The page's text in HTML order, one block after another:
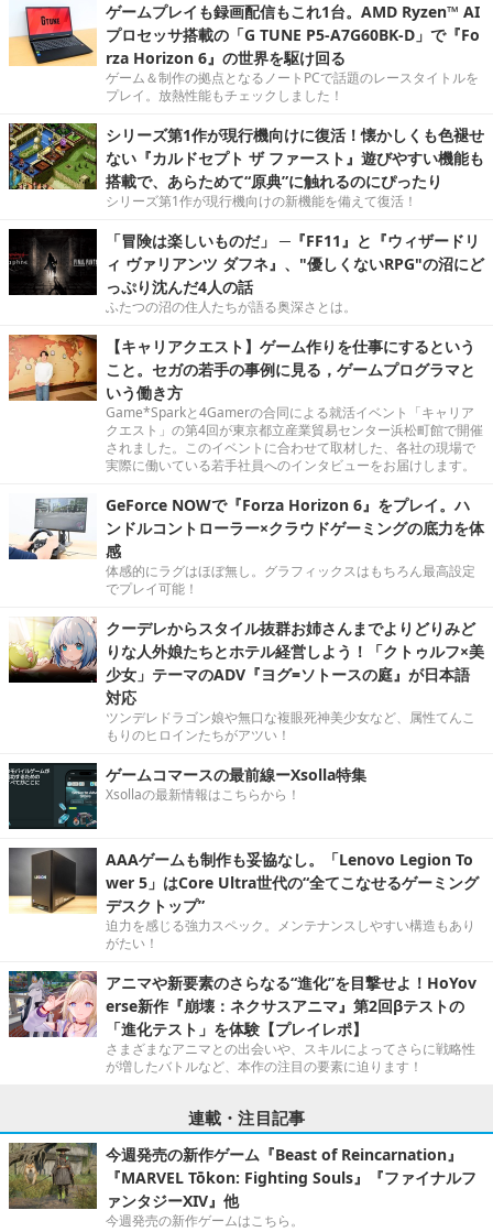
ゲームプレイも録画配信もこれ1台。AMD Ryzen™ AI
プロセッサ搭載の「G TUNE P5-A7G60BK-D」で『Fo
rza Horizon 6』の世界を駆け回る
ゲーム＆制作の拠点となるノートPCで話題のレースタイトルを
プレイ。放熱性能もチェックしました！
シリーズ第1作が現行機向けに復活！懐かしくも色褪せ
ない『カルドセプト ザ ファースト』遊びやすい機能も
搭載で、あらためて“原典”に触れるのにぴったり
シリーズ第1作が現行機向けの新機能を備えて復活！
「冒険は楽しいものだ」 ─『FF11』と『ウィザードリ
ィ ヴァリアンツ ダフネ』、"優しくないRPG"の沼にど
っぷり沈んだ4人の話
ふたつの沼の住人たちが語る奥深さとは。
【キャリアクエスト】ゲーム作りを仕事にするという
こと。セガの若手の事例に見る，ゲームプログラマと
いう働き方
Game*Sparkと4Gamerの合同による就活イベント「キャリア
クエスト」の第4回が東京都立産業貿易センター浜松町館で開催
されました。このイベントに合わせて取材した、各社の現場で
実際に働いている若手社員へのインタビューをお届けします。
GeForce NOWで『Forza Horizon 6』をプレイ。ハ
ンドルコントローラー×クラウドゲーミングの底力を体
感
体感的にラグはほぼ無し。グラフィックスはもちろん最高設定
でプレイ可能！
クーデレからスタイル抜群お姉さんまでよりどりみど
りな人外娘たちとホテル経営しよう！「クトゥルフ×美
少女」テーマのADV『ヨグ=ソトースの庭』が日本語
対応
ツンデレドラゴン娘や無口な複眼死神美少女など、属性てんこ
もりのヒロインたちがアツい！
ゲームコマースの最前線ーXsolla特集
Xsollaの最新情報はこちらから！
AAAゲームも制作も妥協なし。「Lenovo Legion To
wer 5」はCore Ultra世代の“全てこなせるゲーミング
デスクトップ”
迫力を感じる強力スペック。メンテナンスしやすい構造もあり
がたい！
アニマや新要素のさらなる“進化”を目撃せよ！HoYov
erse新作『崩壊：ネクサスアニマ』第2回βテストの
「進化テスト」を体験【プレイレポ】
さまざまなアニマとの出会いや、スキルによってさらに戦略性
が増したバトルなど、本作の注目の要素に迫ります！
連載・注目記事
今週発売の新作ゲーム『Beast of Reincarnation』
『MARVEL Tōkon: Fighting Souls』『ファイナルフ
ァンタジーXIV』他
今週発売の新作ゲームはこちら。